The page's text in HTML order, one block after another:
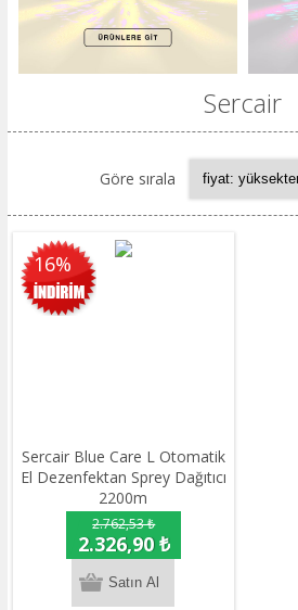
Sercair
Göre sırala
16%
Sercair Blue Care L Otomatik
El Dezenfektan Sprey Dağıtıcı
2200m
2.762,53 ₺
2.326,90 ₺